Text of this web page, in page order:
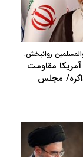
روانبخش:
آمریکا مقاومت
مجلس